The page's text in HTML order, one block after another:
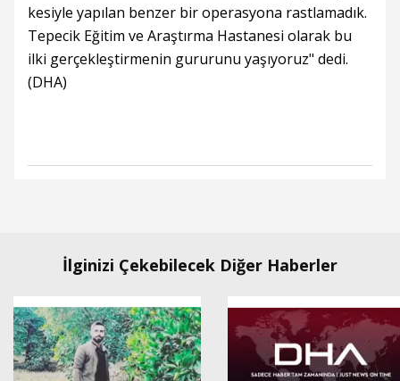
kesiyle yapılan benzer bir operasyona rastlamadık.
Tepecik Eğitim ve Araştırma Hastanesi olarak bu
ilki gerçekleştirmenin gururunu yaşıyoruz" dedi.
(DHA)
İlginizi Çekebilecek Diğer Haberler